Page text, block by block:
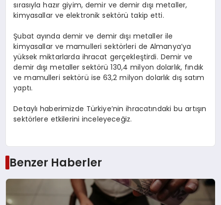
sırasıyla hazır giyim, demir ve demir dışı metaller,
kimyasallar ve elektronik sektörü takip etti.
Şubat ayında demir ve demir dışı metaller ile
kimyasallar ve mamulleri sektörleri de Almanya’ya
yüksek miktarlarda ihracat gerçekleştirdi. Demir ve
demir dışı metaller sektörü 130,4 milyon dolarlık, fındık
ve mamulleri sektörü ise 63,2 milyon dolarlık dış satım
yaptı.
Detaylı haberimizde Türkiye’nin ihracatındaki bu artışın
sektörlere etkilerini inceleyeceğiz.
Benzer Haberler